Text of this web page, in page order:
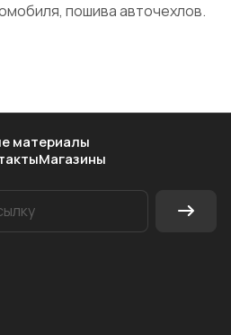
пошива авточехлов.
материалы
Магазины